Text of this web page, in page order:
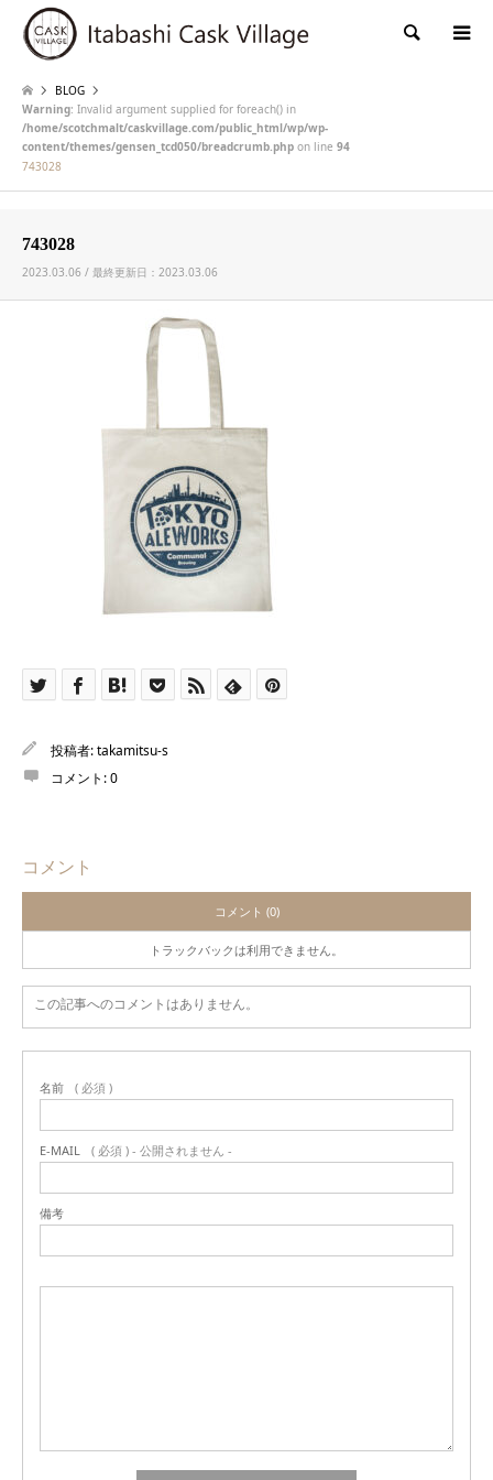
検索
BLOG
Warning: Invalid argument supplied for foreach() in
/home/scotchmalt/caskvillage.com/public_html/wp/wp-
content/themes/gensen_tcd050/breadcrumb.php on line 94
743028
743028
2023.03.06 / 最終更新日：2023.03.06
投稿者:takamitsu-s
コメント:0
コメント
コメント (0)
トラックバックは利用できません。
この記事へのコメントはありません。
名前 ( 必須 )
E-MAIL ( 必須 ) - 公開されません -
備考